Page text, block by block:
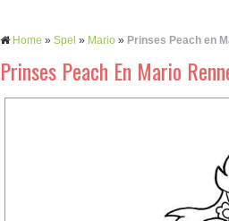
Home » Spel » Mario » Prinses Peach en
Prinses Peach En Mario